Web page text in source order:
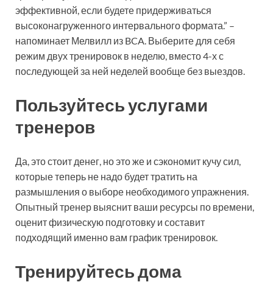
эффективной, если будете придерживаться
высоконагруженного интервального формата.” –
напоминает Мелвилл из BCA. Выберите для себя
режим двух тренировок в неделю, вместо 4-х с
последующей за ней неделей вообще без выездов.
Пользуйтесь услугами
тренеров
Да, это стоит денег, но это же и сэкономит кучу сил,
которые теперь не надо будет тратить на
размышления о выборе необходимого упражнения.
Опытный тренер выяснит ваши ресурсы по времени,
оценит физическую подготовку и составит
подходящий именно вам график тренировок.
Тренируйтесь дома